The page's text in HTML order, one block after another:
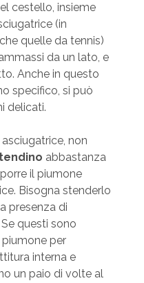
cestello, insieme
(in
quelle da tennis)
da un lato, e
Anche in questo
specifico, si può
delicati.
non
abbastanza
il piumone
Bisogna stenderlo
presenza di
questi sono
per
interna e
un paio di volte al